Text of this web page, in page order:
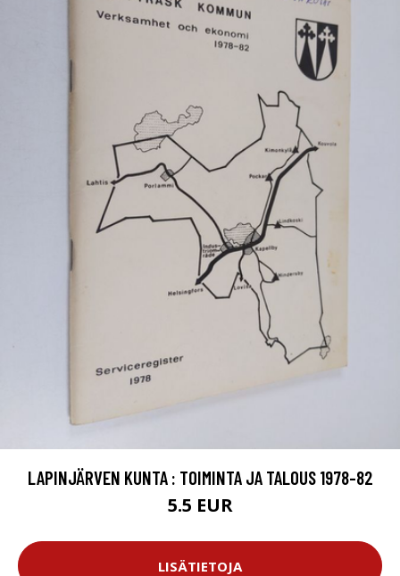
LAPINJÄRVEN KUNTA : TOIMINTA JA TALOUS 1978-82
5.5 EUR
LISÄTIETOJA